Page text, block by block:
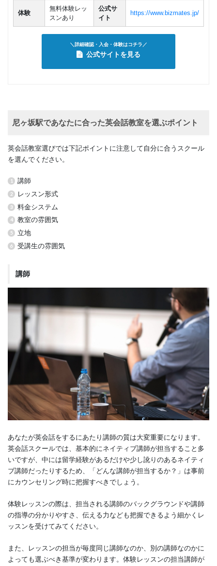
体験
無料体験レッ
スンあり
公式サ
イト
https://www.bizmates.jp/
＼詳細確認・入会・体験はコチラ／
公式サイトを見る
尼ヶ坂駅であなたに合った英会話教室を選ぶポイント
英会話教室選びでは下記ポイントに注意して自分に合うスクール
を選んでください。
講師
レッスン形式
料金システム
教室の雰囲気
立地
受講生の雰囲気
講師
あなたが英会話をするにあたり講師の質は大変重要になります。
英会話スクールでは、基本的にネイティブ講師が担当すること多
いですが、中には留学経験があるだけや少し訛りのあるネイティ
ブ講師だったりするため、「どんな講師が担当するか？」は事前
にカウンセリング時に把握すべきでしょう。
体験レッスンの際は、担当される講師のバックグラウンドや講師
の指導の分かりやすさ、伝える力なども把握できるよう細かくレ
ッスンを受けてみてください。
また、レッスンの担当が毎度同じ講師なのか、別の講師なのかに
よっても選ぶべき基準が変わります。体験レッスンの担当講師が